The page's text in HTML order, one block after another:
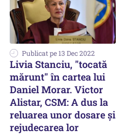
Publicat pe 13 Dec 2022
Livia Stanciu, "tocată
mărunt" în cartea lui
Daniel Morar. Victor
Alistar, CSM: A dus la
reluarea unor dosare și
rejudecarea lor